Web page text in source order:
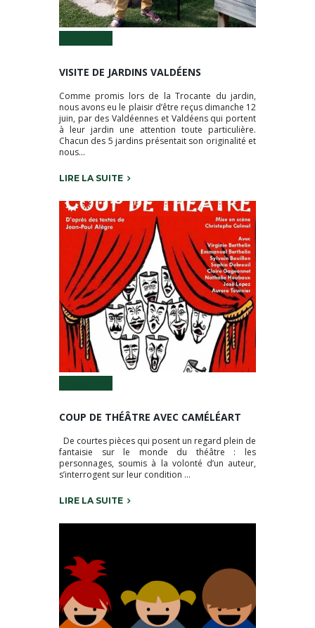
VISITE DE JARDINS VALDÉENS
Comme promis lors de la Trocante du jardin,
nous avons eu le plaisir d’être reçus dimanche 12
juin, par des Valdéennes et Valdéens qui portent
à leur jardin une attention toute particulière.
Chacun des 5 jardins présentait son originalité et
nous...
LIRE LA SUITE
COUP DE THÉÂTRE AVEC CAMÉLÉART
De courtes pièces qui posent un regard plein de
fantaisie sur le monde du théâtre : les
personnages, soumis à la volonté d’un auteur,
s’interrogent sur leur condition …
LIRE LA SUITE